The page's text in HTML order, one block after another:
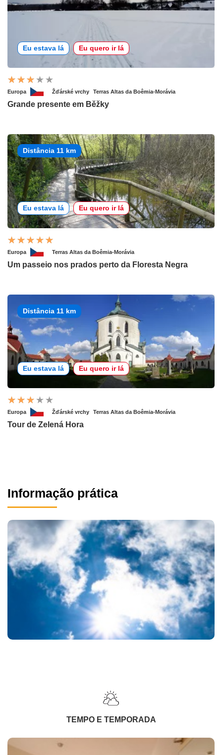
Eu estava lá Eu quero ir lá
Europa Žďárské vrchy Terras Altas da Boêmia-Morávia
Grande presente em Běžky
Distância 11 km
Eu estava lá Eu quero ir lá
Europa Terras Altas da Boêmia-Morávia
Um passeio nos prados perto da Floresta Negra
Distância 11 km
Eu estava lá Eu quero ir lá
Europa Žďárské vrchy Terras Altas da Boêmia-Morávia
Tour de Zelená Hora
Informação prática
TEMPO E TEMPORADA